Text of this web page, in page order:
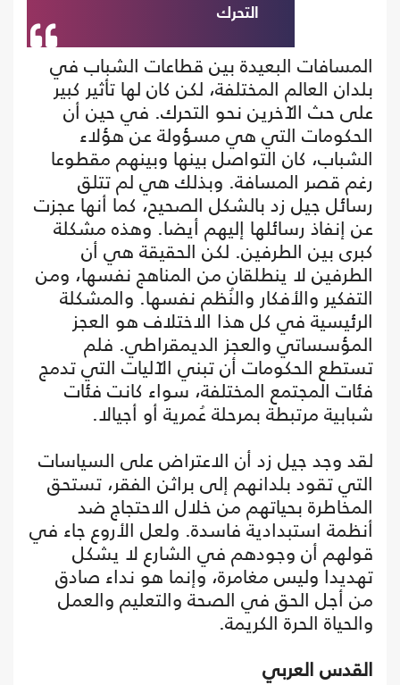
التحرك
المسافات البعيدة بين قطاعات الشباب في
بلدان العالم المختلفة، لكن كان لها تأثير كبير
على حث الآخرين نحو التحرك. في حين أن
الحكومات التي هي مسؤولة عن هؤلاء
الشباب، كان التواصل بينها وبينهم مقطوعا
رغم قصر المسافة. وبذلك هي لم تتلق
رسائل جيل زد بالشكل الصحيح، كما أنها عجزت
عن إنفاذ رسائلها إليهم أيضا. وهذه مشكلة
كبرى بين الطرفين. لكن الحقيقة هي أن
الطرفين لا ينطلقان من المناهج نفسها، ومن
التفكير والأفكار والنُظم نفسها. والمشكلة
الرئيسية في كل هذا الاختلاف هو العجز
المؤسساتي والعجز الديمقراطي. فلم
تستطع الحكومات أن تبني الآليات التي تدمج
فئات المجتمع المختلفة، سواء كانت فئات
شبابية مرتبطة بمرحلة عُمرية أو أجيالا.
لقد وجد جيل زد أن الاعتراض على السياسات
التي تقود بلدانهم إلى براثن الفقر، تستحق
المخاطرة بحياتهم من خلال الاحتجاج ضد
أنظمة استبدادية فاسدة. ولعل الأروع جاء في
قولهم أن وجودهم في الشارع لا يشكل
تهديدا وليس مغامرة، وإنما هو نداء صادق
من أجل الحق في الصحة والتعليم والعمل
والحياة الحرة الكريمة.
القدس العربي